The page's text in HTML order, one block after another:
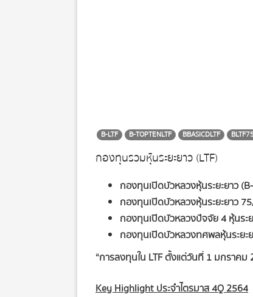
B-LTF B-TOPTENLTF BBASICDLTF
กองทุนรวมหุ้นระยะยาว (LTF)
กองทุนเปิดบัวหลวงหุ้นระยะยาว
กองทุนเปิดบัวหลวงหุ้นระยะยาว
กองทุนเปิดบัวหลวงปัจจัย 4 หุ้นระ
กองทุนเปิดบัวหลวงทศพลหุ้นระยะย
“การลงทุนใน LTF ตั้งแต่วันที่ 1 มกราค
Key Highlight ประจำไตรมาส 4Q 2564